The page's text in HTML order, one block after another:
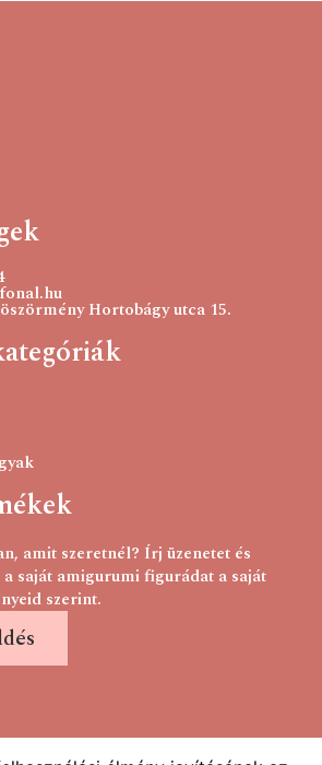
Hortobágy utca 15.
amit szeretnél? Írj üzenetet és
saját amigurumi figurádat a saját
szerint.